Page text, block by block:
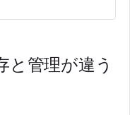
と管理が違う